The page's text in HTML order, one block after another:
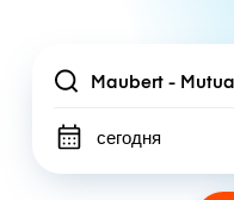
Location
сегодня